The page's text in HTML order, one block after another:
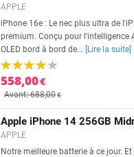
APPLE
iPhone 16e : Le nec plus ultra de
premium. Conçu pour l'intelligence
OLED bord à bord de...
[Lire la suite]
558,00€
Avant: 688,00€
Apple iPhone 14 256GB
APPLE
Notre meilleure batterie à ce jour.